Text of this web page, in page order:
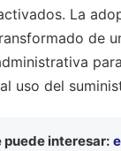
La
de
uso del
puede interesar: